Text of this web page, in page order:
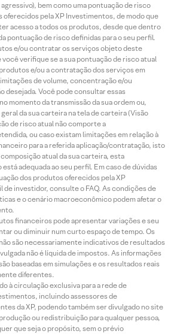
bem como uma pontuação de risco
oferecidos pela XP Investimentos, de modo que
acesso a todos os produtos, desde que dentro
pontuação de risco definidas para o seu perfil.
e/ou contratar os serviços objeto deste
verifique se a sua pontuação de risco atual
e/ou a contratação dos serviços em
de volume, concentração e/ou
desejada. Você pode consultar essas
momento da transmissão da sua ordem ou,
da sua carteira na tela de carteira (Visão
de risco atual não comporte a
ou caso existam limitações em relação à
para a referida aplicação/contratação, isto
atual da sua carteira, esta
adequada ao seu perfil. Em caso de dúvidas
dos produtos oferecidos pela XP
de investidor, consulte o FAQ. As condições de
e o cenário macroeconômico podem afetar o
financeiros pode apresentar variações e seu
ou diminuir num curto espaço de tempo. Os
são necessariamente indicativos de resultados
não é líquida de impostos. As informações
baseadas em simulações e os resultados reais
diferentes.
à circulação exclusiva para a rede de
incluindo assessores de
da XP, podendo também ser divulgado no site
ou redistribuição para qualquer pessoa,
que seja o propósito, sem o prévio